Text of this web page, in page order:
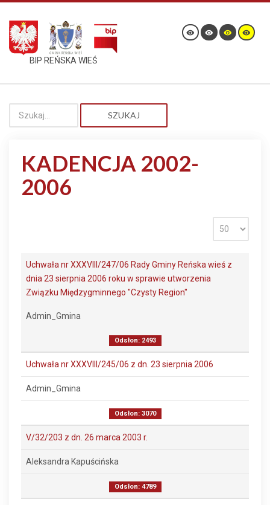
BIP REŃSKA WIEŚ
SZUKAJ
KADENCJA 2002-
2006
Uchwała nr XXXVIII/247/06 Rady Gminy Reńska wieś z
dnia 23 sierpnia 2006 roku w sprawie utworzenia
Związku Międzygminnego "Czysty Region"
Admin_Gmina
Odsłon: 2493
Uchwała nr XXXVIII/245/06 z dn. 23 sierpnia 2006
Admin_Gmina
Odsłon: 3070
V/32/203 z dn. 26 marca 2003 r.
Aleksandra Kapuścińska
Odsłon: 4789